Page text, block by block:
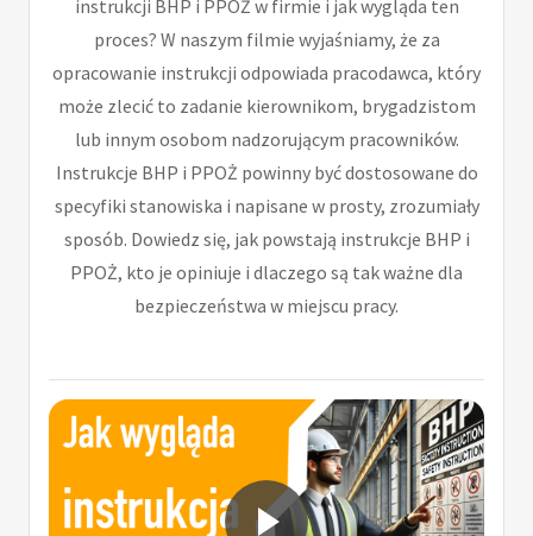
instrukcji BHP i PPOŻ w firmie i jak wygląda ten
proces? W naszym filmie wyjaśniamy, że za
opracowanie instrukcji odpowiada pracodawca, który
może zlecić to zadanie kierownikom, brygadzistom
lub innym osobom nadzorującym pracowników.
Instrukcje BHP i PPOŻ powinny być dostosowane do
specyfiki stanowiska i napisane w prosty, zrozumiały
sposób. Dowiedz się, jak powstają instrukcje BHP i
PPOŻ, kto je opiniuje i dlaczego są tak ważne dla
bezpieczeństwa w miejscu pracy.